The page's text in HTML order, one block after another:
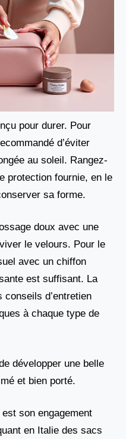
pour durer. Pour
d’éviter
au soleil. Rangez-
protection fournie, en le
sa forme.
doux avec une
le velours. Pour le
avec un chiffon
est suffisant. La
d’entretien
à chaque type de
développer une belle
et bien porté.
est son engagement
en Italie des sacs